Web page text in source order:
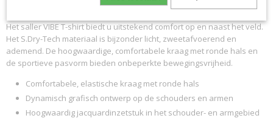
EAN code
7330
Productcode leverancier
7330
Het saller VIBE T-shirt biedt u uitstekend comfort op en naast het veld.
Het S.Dry-Tech materiaal is bijzonder licht, zweetafvoerend en
ademend. De hoogwaardige, comfortabele kraag met ronde hals en
de sportieve pasvorm bieden onbeperkte bewegingsvrijheid.
Comfortabele, elastische kraag met ronde hals
Dynamisch grafisch ontwerp op de schouders en armen
Hoogwaardig jacquardinzetstuk in het schouder- en armgebied